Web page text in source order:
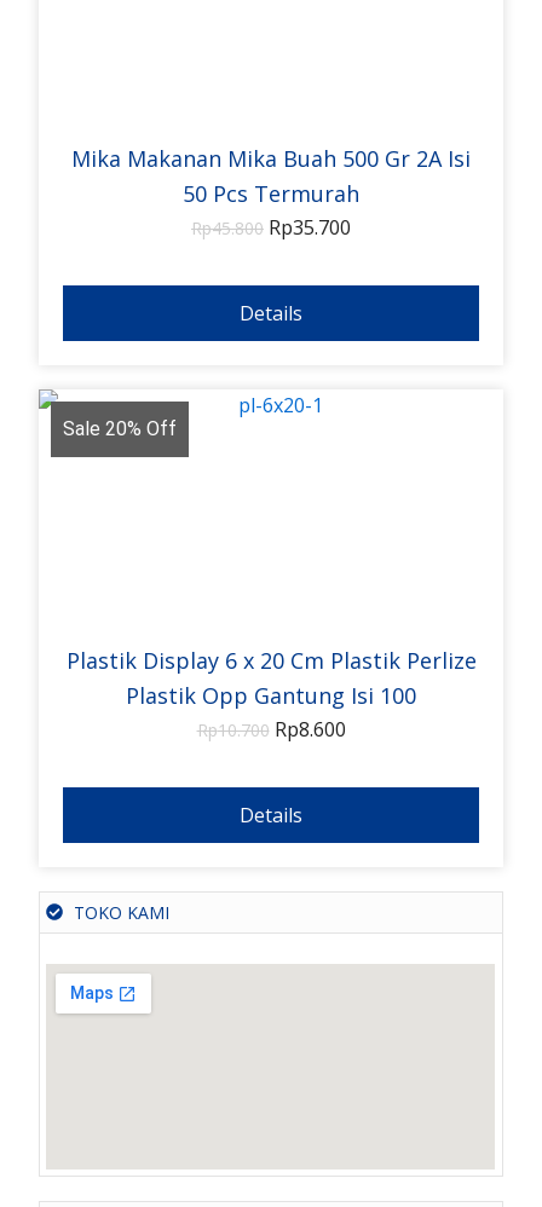
Mika Makanan Mika Buah 500 Gr 2A Isi
50 Pcs Termurah
Rp45.800 Rp35.700
Details
Sale 20% Off
Plastik Display 6 x 20 Cm Plastik Perlize
Plastik Opp Gantung Isi 100
Rp10.700 Rp8.600
Details
TOKO KAMI